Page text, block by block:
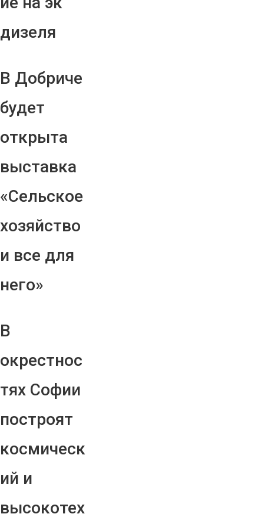
дизеля
В Добриче
будет
открыта
выставка
«Сельское
хозяйство
и все для
него»
В
окрестнос
тях Софии
построят
космическ
ий и
высокотех